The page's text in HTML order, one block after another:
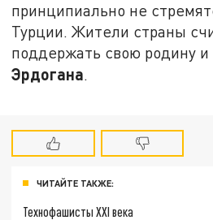
принципиально не
Турции. Жители страны
поддержать свою родину и
Эрдогана.
ЧИТАЙТЕ ТАКЖЕ:
Технофашисты XXI века